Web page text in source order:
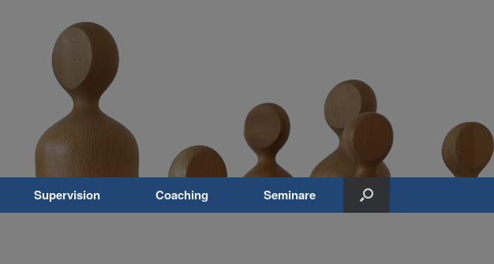
Supervision Coaching Seminare